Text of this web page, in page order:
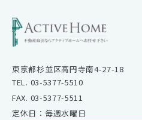
東京都杉並区高円寺南4-27-18
TEL. 03-5377-5510
FAX. 03-5377-5511
定休日：毎週水曜日